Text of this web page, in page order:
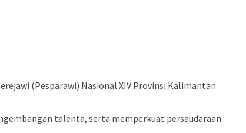
(Pesparawi) Nasional XIV Provinsi Kalimantan
talenta, serta memperkuat persaudaraan